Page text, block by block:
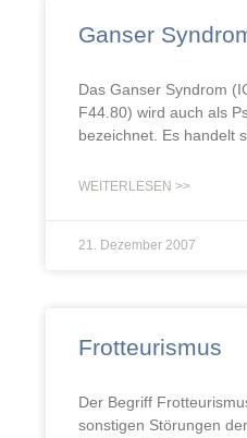
Ganser
Das Ganser Syndrom
F44.80) wird auch als
bezeichnet. Es handelt
WEITERLESEN >>
21. Dezember 2007
Frotteurismus
Der Begriff
sonstigen Störungen